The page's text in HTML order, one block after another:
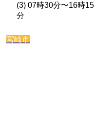
(3) 07時30分〜16時15
分
宮崎市